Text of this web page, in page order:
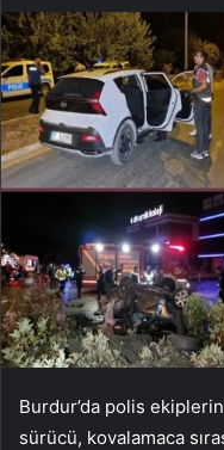
Burdur’da polis
sürücü, kovalamaca